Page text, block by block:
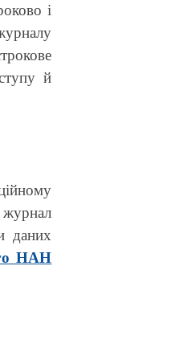
і
й
журнал
даних
НАН